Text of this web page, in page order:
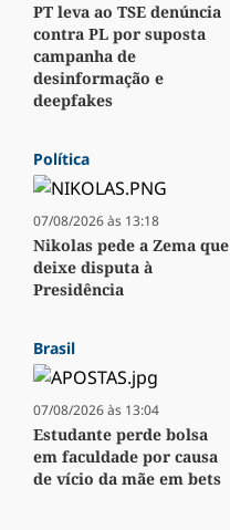
PT leva ao TSE denúncia
contra PL por suposta
campanha de
desinformação e
deepfakes
Política
07/08/2026 às 13:18
Nikolas pede a Zema que
deixe disputa à
Presidência
Brasil
07/08/2026 às 13:04
Estudante perde bolsa
em faculdade por causa
de vício da mãe em bets